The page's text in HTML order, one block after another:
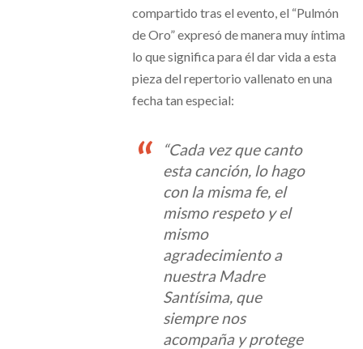
compartido tras el evento, el “Pulmón
de Oro” expresó de manera muy íntima
lo que significa para él dar vida a esta
pieza del repertorio vallenato en una
fecha tan especial:
“Cada vez que canto
esta canción, lo hago
con la misma fe, el
mismo respeto y el
mismo
agradecimiento a
nuestra Madre
Santísima, que
siempre nos
acompaña y protege